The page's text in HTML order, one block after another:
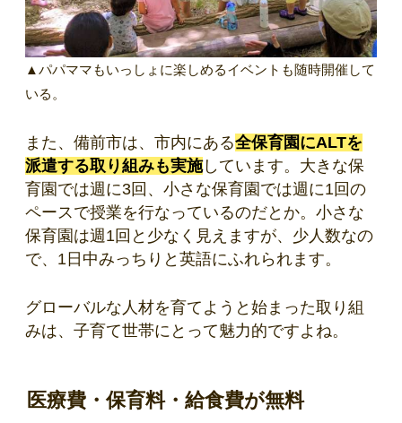
▲パパママもいっしょに楽しめるイベントも随時開催して
いる。
また、備前市は、市内にある全保育園にALTを
派遣する取り組みも実施しています。大きな保
育園では週に3回、小さな保育園では週に1回の
ペースで授業を行なっているのだとか。小さな
保育園は週1回と少なく見えますが、少人数なの
で、1日中みっちりと英語にふれられます。
グローバルな人材を育てようと始まった取り組
みは、子育て世帯にとって魅力的ですよね。
医療費・保育料・給食費が無料